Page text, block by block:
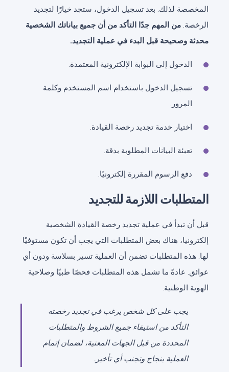
المخصصة لذلك. بعد تسجيل الدخول، ستجد خيارًا لتجديد
الرخصة. من المهم جدًا التأكد من أن جميع بياناتك الشخصية
محدثة وصحيحة قبل البدء في عملية التجديد.
الدخول إلى البوابة الإلكترونية المعتمدة.
تسجيل الدخول باستخدام اسم المستخدم وكلمة
المرور.
اختيار خدمة تجديد رخصة القيادة.
تعبئة البيانات المطلوبة بدقة.
دفع الرسوم المقررة إلكترونيًا.
المتطلبات اللازمة للتجديد
قبل أن تبدأ في عملية تجديد رخصة القيادة الشخصية
إلكترونيا، هناك بعض المتطلبات التي يجب أن تكون مستوفيًا
لها. هذه المتطلبات تضمن أن العملية تسير بسلاسة ودون أي
عوائق. عادةً ما تشمل هذه المتطلبات فحصًا طبيًا وصلاحية
الهوية الوطنية.
يجب على كل شخص يرغب في تجديد رخصته
التأكد من استيفاء جميع الشروط والمتطلبات
المحددة من قبل الجهات المعنية، لضمان إتمام
العملية بنجاح وتجنب أي تأخير.